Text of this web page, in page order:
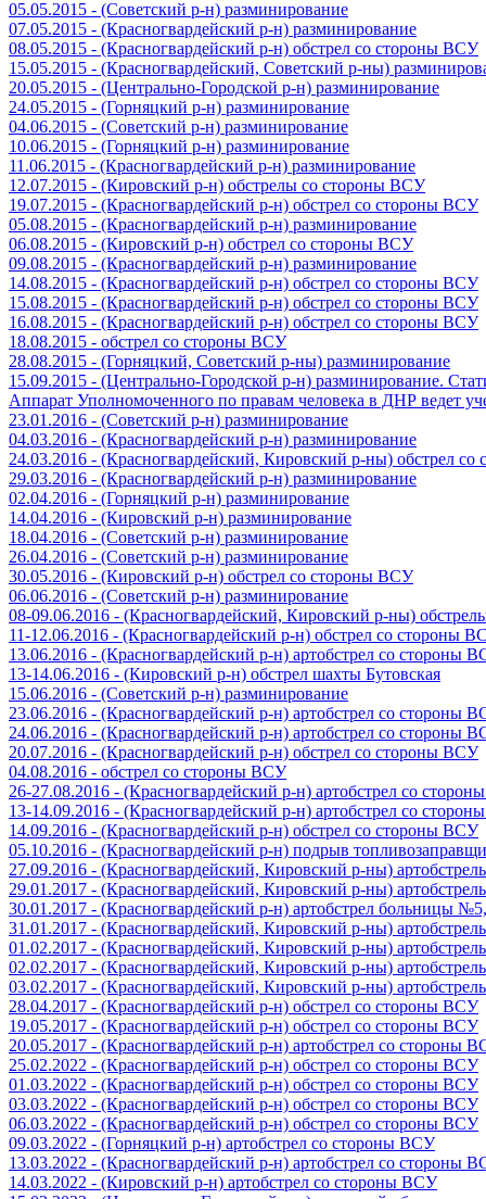
05.05.2015 - (Советский р-н) разминирование
07.05.2015 - (Красногвардейский р-н) разминирование
08.05.2015 - (Красногвардейский р-н) обстрел со стороны ВСУ
15.05.2015 - (Красногвардейский, Советский р-ны)
20.05.2015 - (Центрально-Городской р-н) разминирование
24.05.2015 - (Горняцкий р-н) разминирование
04.06.2015 - (Советский р-н) разминирование
10.06.2015 - (Горняцкий р-н) разминирование
11.06.2015 - (Красногвардейский р-н) разминирование
12.07.2015 - (Кировский р-н) обстрелы со стороны ВСУ
19.07.2015 - (Красногвардейский р-н) обстрел со стороны ВСУ
05.08.2015 - (Красногвардейский р-н) разминирование
06.08.2015 - (Кировский р-н) обстрел со стороны ВСУ
09.08.2015 - (Красногвардейский р-н) разминирование
14.08.2015 - (Красногвардейский р-н) обстрел со стороны ВСУ
15.08.2015 - (Красногвардейский р-н) обстрел со стороны ВСУ
16.08.2015 - (Красногвардейский р-н) обстрел со стороны ВСУ
18.08.2015 - обстрел со стороны ВСУ
28.08.2015 - (Горняцкий, Советский р-ны) разминирование
15.09.2015 - (Центрально-Городской р-н) разминирование.
Аппарат Уполномоченного по правам человека в ДНР ведет
23.01.2016 - (Советский р-н) разминирование
04.03.2016 - (Красногвардейский р-н) разминирование
24.03.2016 - (Красногвардейский, Кировский р-ны) обстрел
29.03.2016 - (Красногвардейский р-н) разминирование
02.04.2016 - (Горняцкий р-н) разминирование
14.04.2016 - (Кировский р-н) разминирование
18.04.2016 - (Советский р-н) разминирование
26.04.2016 - (Советский р-н) разминирование
30.05.2016 - (Кировский р-н) обстрел со стороны ВСУ
06.06.2016 - (Советский р-н) разминирование
08-09.06.2016 - (Красногвардейский, Кировский р-ны)
11-12.06.2016 - (Красногвардейский р-н) обстрел со стороны
13.06.2016 - (Красногвардейский р-н) артобстрел со стороны
13-14.06.2016 - (Кировский р-н) обстрел шахты Бутовская
15.06.2016 - (Советский р-н) разминирование
23.06.2016 - (Красногвардейский р-н) артобстрел со стороны
24.06.2016 - (Красногвардейский р-н) артобстрел со стороны
20.07.2016 - (Красногвардейский р-н) обстрел со стороны ВСУ
04.08.2016 - обстрел со стороны ВСУ
26-27.08.2016 - (Красногвардейский р-н) артобстрел со
13-14.09.2016 - (Красногвардейский р-н) артобстрел со
14.09.2016 - (Красногвардейский р-н) обстрел со стороны ВСУ
05.10.2016 - (Красногвардейский р-н) подрыв
27.09.2016 - (Красногвардейский, Кировский р-ны)
29.01.2017 - (Красногвардейский, Кировский р-ны)
30.01.2017 - (Красногвардейский р-н) артобстрел больницы
31.01.2017 - (Красногвардейский, Кировский р-ны)
01.02.2017 - (Красногвардейский, Кировский р-ны)
02.02.2017 - (Красногвардейский, Кировский р-ны)
03.02.2017 - (Красногвардейский, Кировский р-ны)
28.04.2017 - (Красногвардейский р-н) обстрел со стороны ВСУ
19.05.2017 - (Красногвардейский р-н) обстрел со стороны ВСУ
20.05.2017 - (Красногвардейский р-н) артобстрел со стороны
25.02.2022 - (Красногвардейский р-н) обстрел со стороны ВСУ
01.03.2022 - (Красногвардейский р-н) обстрел со стороны ВСУ
03.03.2022 - (Красногвардейский р-н) обстрел со стороны ВСУ
06.03.2022 - (Красногвардейский р-н) обстрел со стороны ВСУ
09.03.2022 - (Горняцкий р-н) артобстрел со стороны ВСУ
13.03.2022 - (Красногвардейский р-н) артобстрел со стороны
14.03.2022 - (Кировский р-н) артобстрел со стороны ВСУ